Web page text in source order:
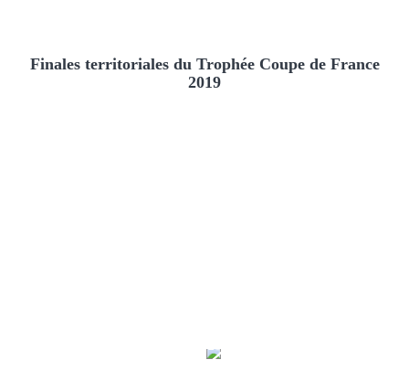
Finales territoriales du Trophée Coupe de France
2019